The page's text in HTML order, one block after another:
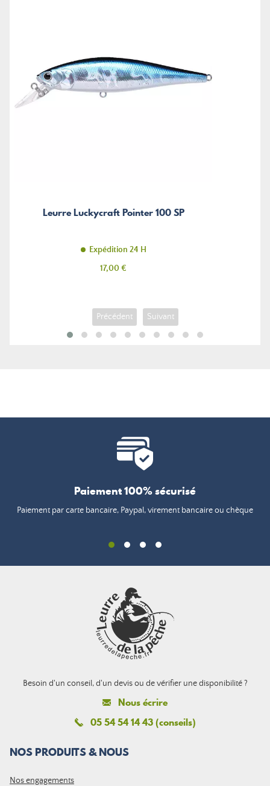
Leurre Luckycraft Pointer 100 SP
Expédition 24 H
Prix
17,00 €
Précédent Suivant
Paiement 100% sécurisé
Paiement par carte bancaire, Paypal, virement bancaire ou chèque
Besoin d'un conseil, d'un devis ou de vérifier une disponibilité ?
Nous écrire
05 54 54 14 43 (conseils)
NOS PRODUITS & NOUS
Nos engagements